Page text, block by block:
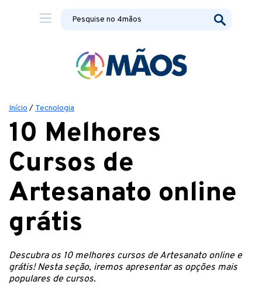
Início / Tecnologia
10 Melhores
Cursos de
Artesanato online
grátis
Descubra os 10 melhores cursos de Artesanato online e
grátis! Nesta seção, iremos apresentar as opções mais
populares de cursos.